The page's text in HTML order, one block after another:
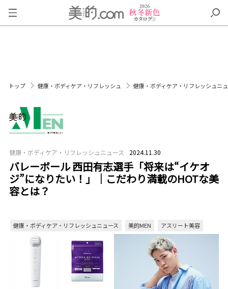
トップ 健康・ボディケア・リフレッシュ 健康・ボディケア・リフレッシュニ
健康・ボディケア・リフレッシュニュース 2024.11.30
バレーボール 西田有志選手「将来は“イケオ
ジ”になりたい！」｜こだわり満載のHOTな美
容とは？
健康・ボディケア・リフレッシュニュース 美的MEN アスリート美容